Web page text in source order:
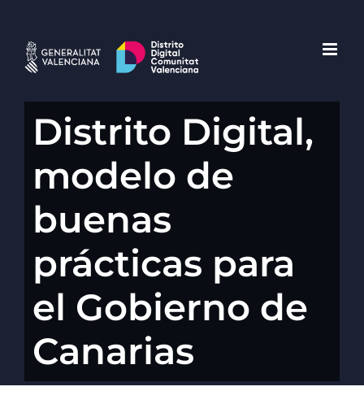
contenido
Distrito Digital,
modelo de
buenas
prácticas para
el Gobierno de
Canarias